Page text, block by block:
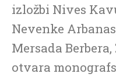
izložbi Nives
Nevenke
Mersada
otvara